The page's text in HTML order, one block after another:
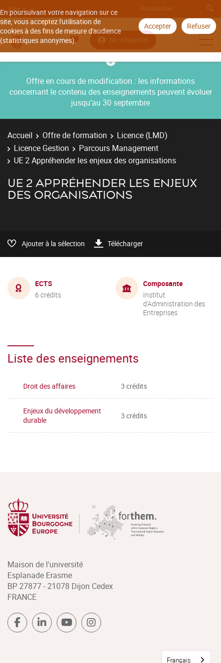
En poursuivant votre navigation sur ce
site, vous acceptez l'utilisation de
cookies à des fins de mesure d'audience
(statistiques anonymes).
Accepter Refuser
Aller à
Se connecter
Offre en cours de modification : les informations
concernant le contenu des enseignements peuvent évoluer
jusqu’au 30 septembre
Accueil Offre de formation
Licence (LMD)
Licence Gestion
Parcours Management
UE 2 Appréhender les enjeux des organisations
UE 2 APPRÉHENDER LES ENJEUX
DES ORGANISATIONS
Ajouter à la sélection Télécharger
ECTS
6 crédits
Composante
Institut
d'Administration des
Entreprises
Liste des enseignements
Droit des affaires 3 crédits
Enjeux du développement
durable
3 crédits
Maison de l'université
Esplanade Erasme
BP 27877 - 21078 Dijon Cedex
FRANCE
Français